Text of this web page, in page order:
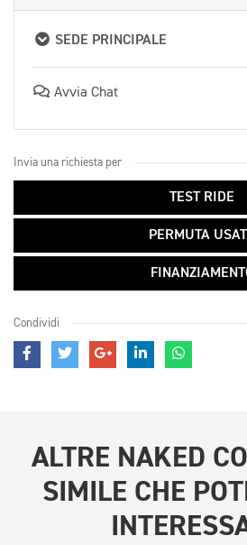
SEDE PRINCIPALE
Avvia Chat
Invia una richiesta per
TEST RIDE
PERMUTA
Condividi
ALTRE NAKED
SIMILE CHE